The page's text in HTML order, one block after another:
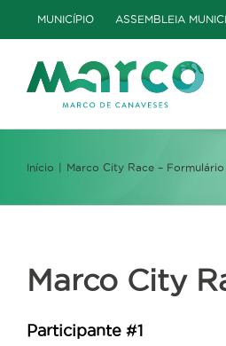
to
content
MUNICÍPIO ASSEMBLEIA
Início Marco City Race –
Marco City
Participante #1